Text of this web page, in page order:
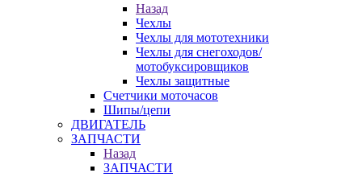
Назад
Чехлы
Чехлы для мототехники
Чехлы для снегоходов/
мотобуксировщиков
Чехлы защитные
Счетчики моточасов
Шипы/цепи
ДВИГАТЕЛЬ
ЗАПЧАСТИ
Назад
ЗАПЧАСТИ